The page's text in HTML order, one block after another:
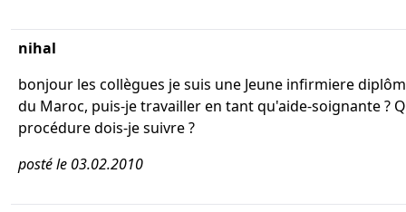
nihal
bonjour les collègues je suis une Jeune infirmiere
du Maroc, puis-je travailler en tant qu'aide-soignante ?
procédure dois-je suivre ?
posté le 03.02.2010